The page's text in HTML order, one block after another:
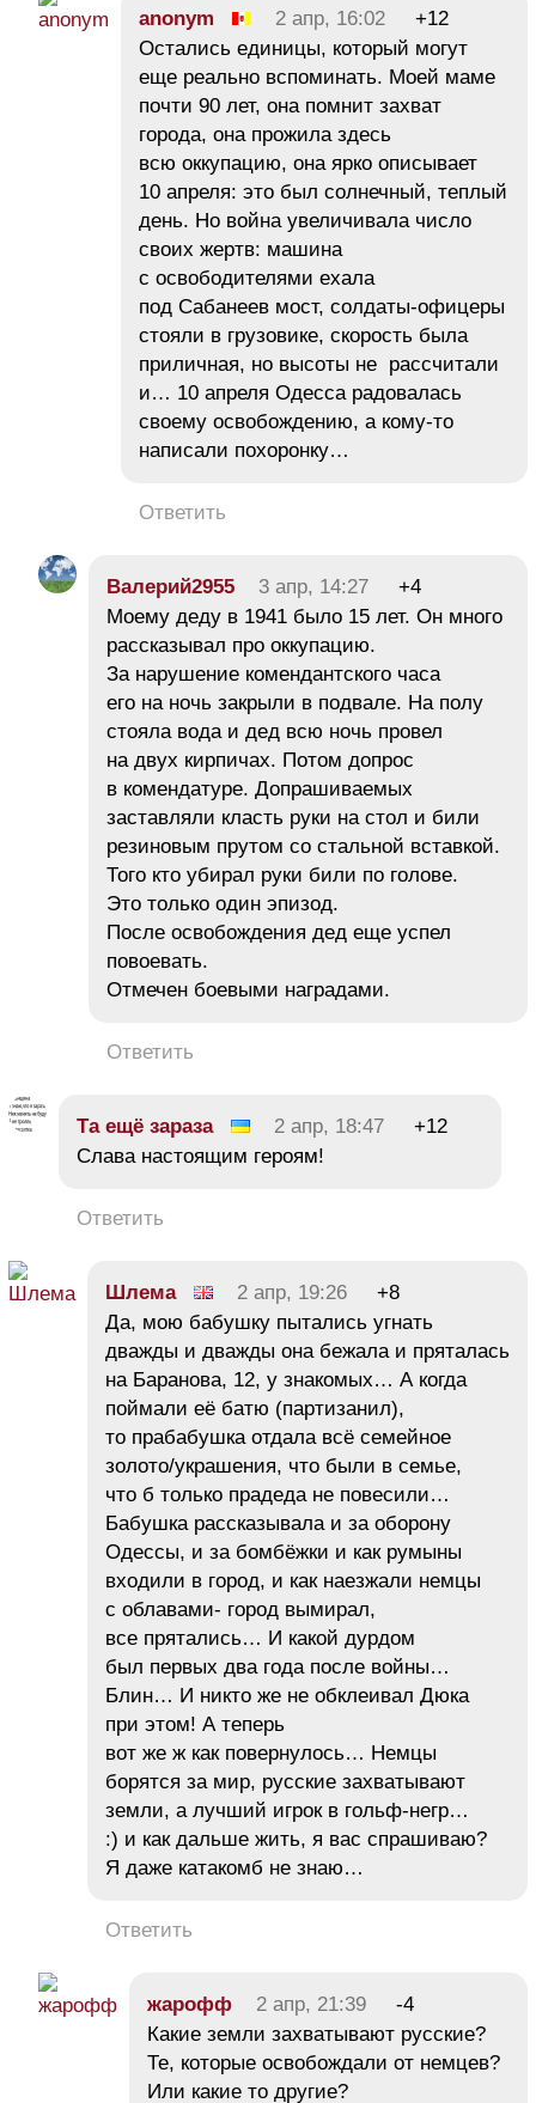
anonym 2 апр, 16:02
+12
Остались единицы, который могут
еще реально вспоминать. Моей маме
почти 90 лет, она помнит захват
города, она прожила здесь
всю оккупацию, она ярко описывает
10 апреля: это был солнечный, теплый
день. Но война увеличивала число
своих жертв: машина
с освободителями ехала
под Сабанеев мост, солдаты-офицеры
стояли в грузовике, скорость была
приличная, но высоты не рассчитали
и… 10 апреля Одесса радовалась
своему освобождению, а кому-то
написали похоронку…
Ответить
Валерий2955 3 апр, 14:27
+4
Моему деду в 1941 было 15 лет. Он много
рассказывал про оккупацию.
За нарушение комендантского часа
его на ночь закрыли в подвале. На полу
стояла вода и дед всю ночь провел
на двух кирпичах. Потом допрос
в комендатуре. Допрашиваемых
заставляли класть руки на стол и били
резиновым прутом со стальной вставкой.
Того кто убирал руки били по голове.
Это только один эпизод.
После освобождения дед еще успел
повоевать.
Отмечен боевыми наградами.
Ответить
Та ещё зараза 2 апр, 18:47
+12
Слава настоящим героям!
Ответить
Шлема 2 апр, 19:26
+8
Да, мою бабушку пытались угнать
дважды и дважды она бежала и пряталась
на Баранова, 12, у знакомых… А когда
поймали её батю (партизанил),
то прабабушка отдала всё семейное
золото/украшения, что были в семье,
что б только прадеда не повесили…
Бабушка рассказывала и за оборону
Одессы, и за бомбёжки и как румыны
входили в город, и как наезжали немцы
с облавами- город вымирал,
все прятались… И какой дурдом
был первых два года после войны…
Блин… И никто же не обклеивал Дюка
при этом! А теперь
вот же ж как повернулось… Немцы
борятся за мир, русские захватывают
земли, а лучший игрок в гольф-негр…
:) и как дальше жить, я вас спрашиваю?
Я даже катакомб не знаю…
Ответить
жарофф 2 апр, 21:39
-4
Какие земли захватывают русские?
Те, которые освобождали от немцев?
Или какие то другие?